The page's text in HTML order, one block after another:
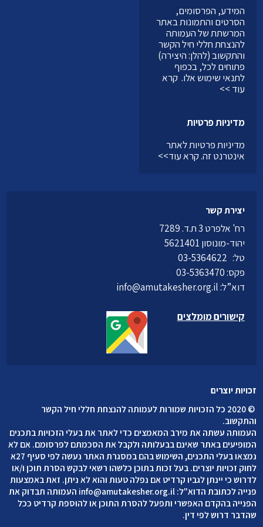
המידע, הפרסומים,
הסרטים והתמונות באתר
המרשתת של העמותה
להנצחת חללי חיל הקשר
והתקשוב (להלן: היצירה)
פתוחים לכל, בכפוף
לתנאי שימוש אלו.קרא
עוד >>
מדיניות פרטיות
מדיניות פרטיות לאתר
אינטרנט זה.קרא עוד>>
זכויות יוצרים
©
2020 כל הזכויות שמורות לעמותה להנצחת חללי חיל הקשר
והתקשוב.
העמותה עשתה את מירב המאמצים כדי לאתר את בעלי הזכויות בתכנים
המופיעים באתר שאינם בבעלותה ולקבל את הסכמתם לפרסומם. אם לא
נמצאו בעלי התכנים, השימוש בהם במסגרת האתר נעשה לפי סעיף 27א
לחוק זכויות יוצרים. בעל זכות בתוכן כלשהו רשאי לבקש הסרת תוכן ו/או
לדרוש כי יינתן לגביו קרדיט אם נפלה טעות והוא לא ניתן. זאת באמצעות
פנייה לכתובת הדוא"ל: info@amutakesher.org.il העמותה תבדוק את
הפנייה בהקדם האפשרי ותפעל להסרת התוכן או להוספת קרדיט ככל
שהדבר דרוש לפי דין.
יצירת קשר
רח' אלפרט 3 ת.ד. 7289
יהוד-מונוסון 5621401
טל:
פקס: 03-5363470
דוא”ל:info@amutakesher.org.il
קישורים מומלצים